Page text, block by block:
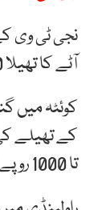
آٹے کا تھیلا 2500 روپے سے زائد میں مل رہا ہے۔
تا 1000 روپے تک بڑھ گئی ہے۔